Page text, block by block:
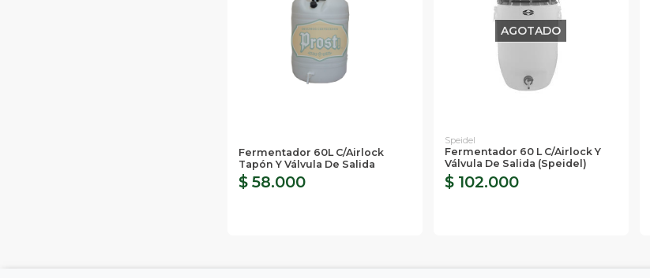
Fermentador 60L C/airlock
Tapón Y Válvula De Salida
$ 58.000
AGOTADO
Speidel
Fermentador 60 L C/airlock Y
Válvula De Salida (Speidel)
$ 102.000